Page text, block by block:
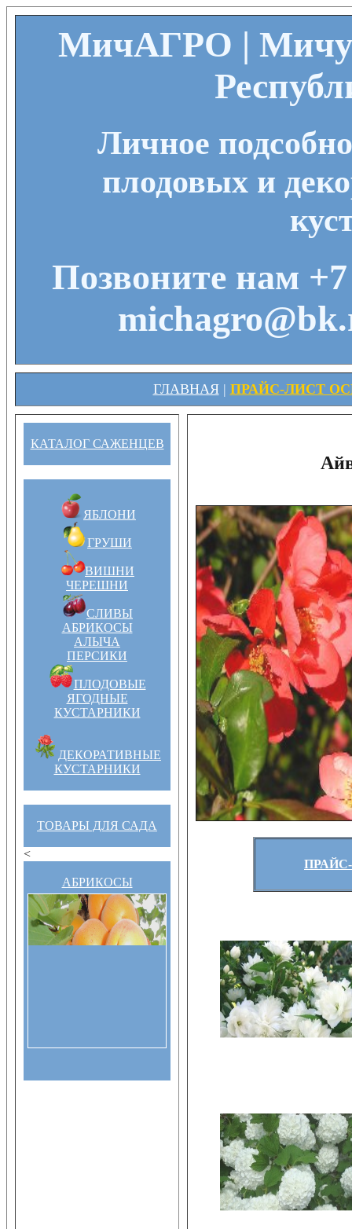
МичАГРО |
Личное
плодовых и
Позвоните нам
ГЛАВНАЯ| ПРАЙС-ЛИСТ
КАТАЛОГ САЖЕНЦЕВ
ЯБЛОНИ
ГРУШИ
ВИШНИ
ЧЕРЕШНИ
СЛИВЫ
АБРИКОСЫ
АЛЫЧА
ПЕРСИКИ
ПЛОДОВЫЕ
ЯГОДНЫЕ
КУСТАРНИКИ
ДЕКОРАТИВНЫЕ
КУСТАРНИКИ
ТОВАРЫ ДЛЯ САДА
<
АБРИКОСЫ